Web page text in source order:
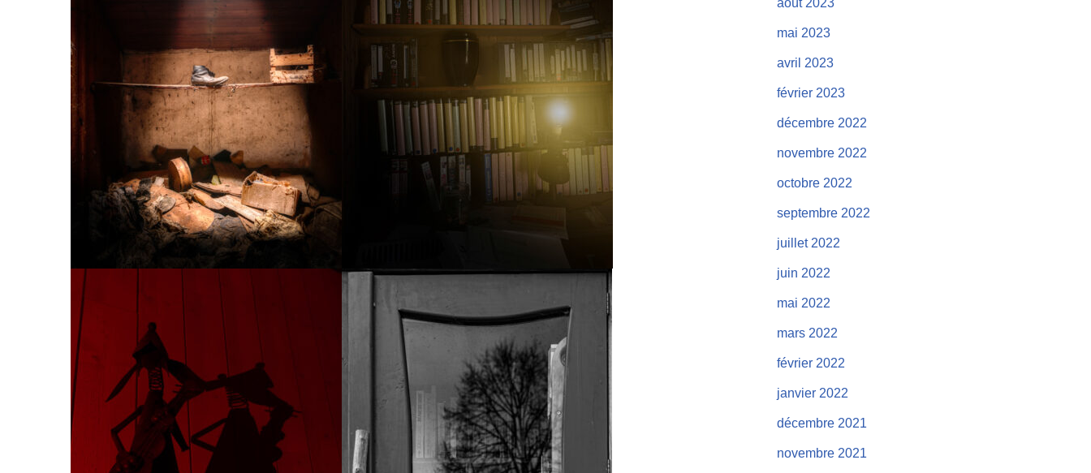
août 2023
mai 2023
avril 2023
février 2023
décembre 2022
novembre 2022
octobre 2022
septembre 2022
juillet 2022
juin 2022
mai 2022
mars 2022
février 2022
janvier 2022
décembre 2021
novembre 2021